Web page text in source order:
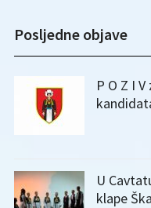
Posljedne objave
P O Z I
U
klape